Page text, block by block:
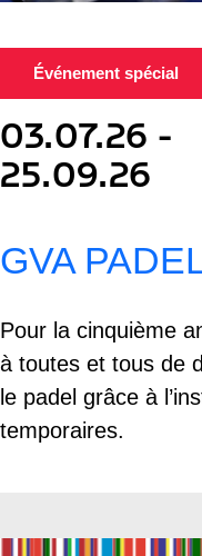
Événement spécial
03.07.26 -
25.09.26
GVA
Pour la cinquième
à toutes et tous de
le padel grâce à
temporaires.